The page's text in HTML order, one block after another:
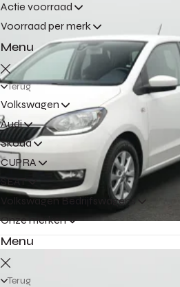
Actie voorraad
Voorraad per merk
Menu
Terug
Volkswagen
Audi
Škoda
CUPRA
SEAT
Volkswagen Bedrijfswagens
Onze merken
Menu
Terug